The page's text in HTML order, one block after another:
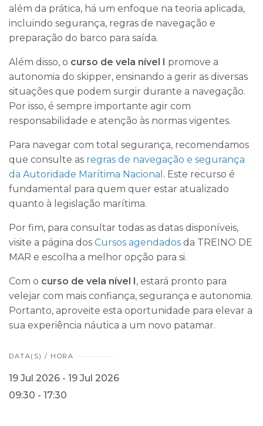
além da prática, há um enfoque na teoria aplicada,
incluindo segurança, regras de navegação e
preparação do barco para saída.
Além disso, o curso de vela nível I promove a
autonomia do skipper, ensinando a gerir as diversas
situações que podem surgir durante a navegação.
Por isso, é sempre importante agir com
responsabilidade e atenção às normas vigentes.
Para navegar com total segurança, recomendamos
que consulte as regras de navegação e segurança
da Autoridade Marítima Nacional . Este recurso é
fundamental para quem quer estar atualizado
quanto à legislação marítima.
Por fim, para consultar todas as datas disponíveis,
visite a página dos Cursos agendados da TREINO DE
MAR e escolha a melhor opção para si.
Com o curso de vela nível I, estará pronto para
velejar com mais confiança, segurança e autonomia.
Portanto, aproveite esta oportunidade para elevar a
sua experiência náutica a um novo patamar.
DATA(S) / HORA
19 Jul 2026 - 19 Jul 2026
09:30 - 17:30